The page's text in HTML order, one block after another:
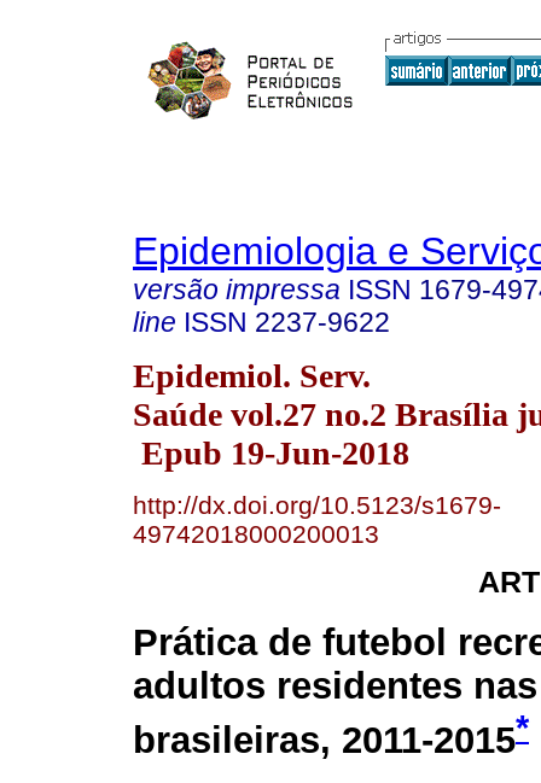
Epidemiologia e
versão impressa ISSN 1679-
line ISSN 2237-9622
Epidemiol. Serv.
Saúde vol.27 no.2 Brasília
Epub 19-Jun-2018
http://dx.doi.org/10.5123/s1679-
49742018000200013
Prática de futebol
adultos residentes
brasileiras, 2011-2015*